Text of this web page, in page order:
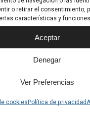
o retirar el consentimiento,
características y
Aceptar
Denegar
Ver Preferencias
cookiesPolítica de privacidad